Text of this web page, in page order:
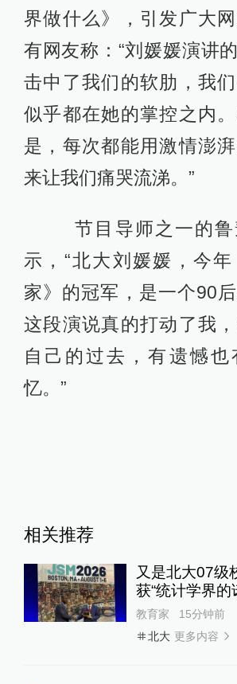
界做什么》，引发广大网
有网友称：“刘媛媛演讲
击中了我们的软肋，我们
似乎都在她的掌控之内
是，每次都能用激情澎
来让我们痛哭流涕。”
节目导师之一的鲁
示，“北大刘媛媛，今
家》的冠军，是一个90
这段演说真的打动了我
自己的过去，有遗憾也
忆。”
相关推荐
又是北大07级
获“统计学界的
教育家
15分钟前
北大 更多内容